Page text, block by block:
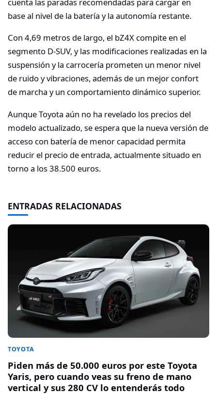
base al nivel de la batería y la autonomía restante.
Con 4,69 metros de largo, el bZ4X compite en el
segmento D-SUV, y las modificaciones realizadas en la
suspensión y la carrocería prometen un menor nivel
de ruido y vibraciones, además de un mejor confort
de marcha y un comportamiento dinámico superior.
Aunque Toyota aún no ha revelado los precios del
modelo actualizado, se espera que la nueva versión de
acceso con batería de menor capacidad permita
reducir el precio de entrada, actualmente situado en
torno a los 38.500 euros.
ENTRADAS RELACIONADAS
TOYOTA
Piden más de 50.000 euros por este Toyota
Yaris, pero cuando veas su freno de mano
vertical y sus 280 CV lo entenderás todo